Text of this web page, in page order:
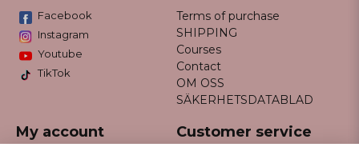
Facebook
Instagram
Youtube
TikTok
Terms of purchase
SHIPPING
Courses
Contact
OM OSS
SÄKERHETSDATABLAD
My account Customer service